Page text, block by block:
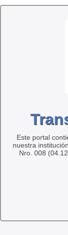
Este portal
nuestra
Nro. 008